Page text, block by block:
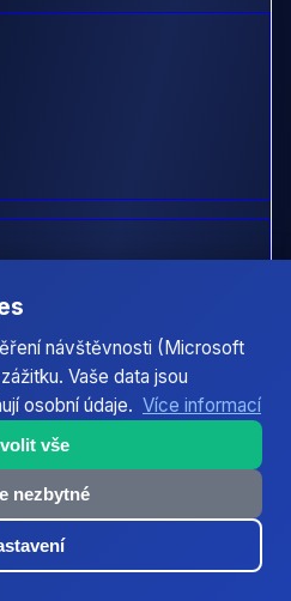
návštěvnosti (Microsoft
Vaše data jsou
osobní údaje. Více informací
vše
nezbytné